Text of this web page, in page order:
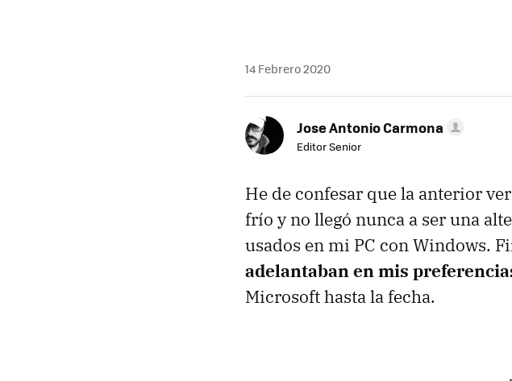
14 Febrero 2020
Jose Antonio Carmona
Editor Senior
He de confesar que la anterior
frío y no llegó nunca a ser una
usados en mi PC con Windows.
adelantaban en mis
Microsoft hasta la fecha.